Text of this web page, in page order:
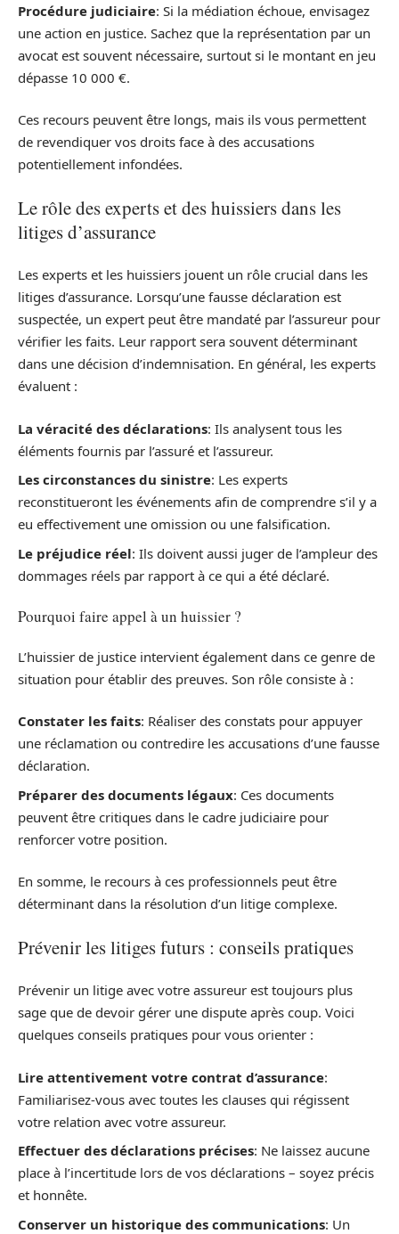
Procédure judiciaire: Si la médiation échoue, envisagez
une action en justice. Sachez que la représentation par un
avocat est souvent nécessaire, surtout si le montant en jeu
dépasse 10 000 €.
Ces recours peuvent être longs, mais ils vous permettent
de revendiquer vos droits face à des accusations
potentiellement infondées.
Le rôle des experts et des huissiers dans les
litiges d’assurance
Les experts et les huissiers jouent un rôle crucial dans les
litiges d’assurance. Lorsqu’une fausse déclaration est
suspectée, un expert peut être mandaté par l’assureur pour
vérifier les faits. Leur rapport sera souvent déterminant
dans une décision d’indemnisation. En général, les experts
évaluent :
La véracité des déclarations: Ils analysent tous les
éléments fournis par l’assuré et l’assureur.
Les circonstances du sinistre: Les experts
reconstitueront les événements afin de comprendre s’il y a
eu effectivement une omission ou une falsification.
Le préjudice réel: Ils doivent aussi juger de l’ampleur des
dommages réels par rapport à ce qui a été déclaré.
Pourquoi faire appel à un huissier ?
L’huissier de justice intervient également dans ce genre de
situation pour établir des preuves. Son rôle consiste à :
Constater les faits: Réaliser des constats pour appuyer
une réclamation ou contredire les accusations d’une fausse
déclaration.
Préparer des documents légaux: Ces documents
peuvent être critiques dans le cadre judiciaire pour
renforcer votre position.
En somme, le recours à ces professionnels peut être
déterminant dans la résolution d’un litige complexe.
Prévenir les litiges futurs : conseils pratiques
Prévenir un litige avec votre assureur est toujours plus
sage que de devoir gérer une dispute après coup. Voici
quelques conseils pratiques pour vous orienter :
Lire attentivement votre contrat d’assurance:
Familiarisez-vous avec toutes les clauses qui régissent
votre relation avec votre assureur.
Effectuer des déclarations précises: Ne laissez aucune
place à l’incertitude lors de vos déclarations – soyez précis
et honnête.
Conserver un historique des communications: Un